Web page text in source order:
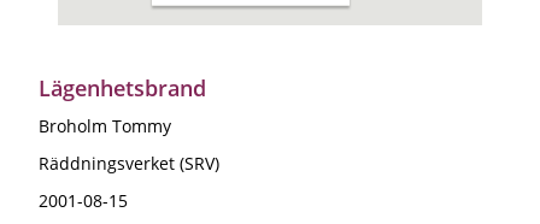
Lägenhetsbrand
Broholm Tommy
Räddningsverket (SRV)
2001-08-15